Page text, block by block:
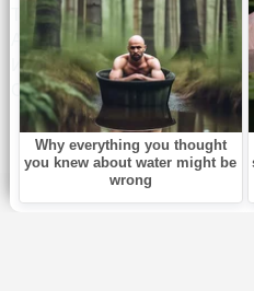
Топ-100
Авторы
Исполнители
Обратная связь